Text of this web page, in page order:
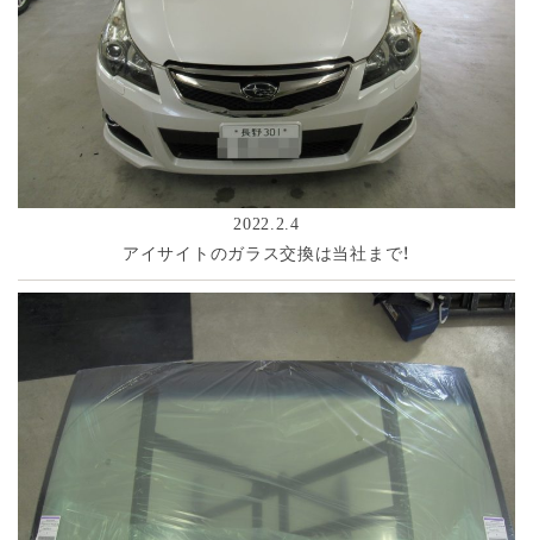
2022.2.4
アイサイトのガラス交換は当社まで！